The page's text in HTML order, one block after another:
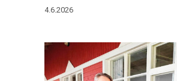
4.6.2026